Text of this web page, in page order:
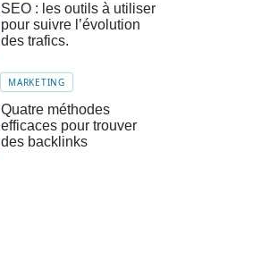
SEO : les outils à utiliser
pour suivre l’évolution
des trafics.
MARKETING
Quatre méthodes
efficaces pour trouver
des backlinks